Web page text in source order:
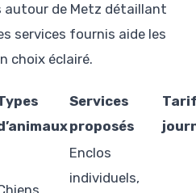
autour de Metz détaillant
services fournis aide les
choix éclairé.
Services
proposés
Enclos
individuels,